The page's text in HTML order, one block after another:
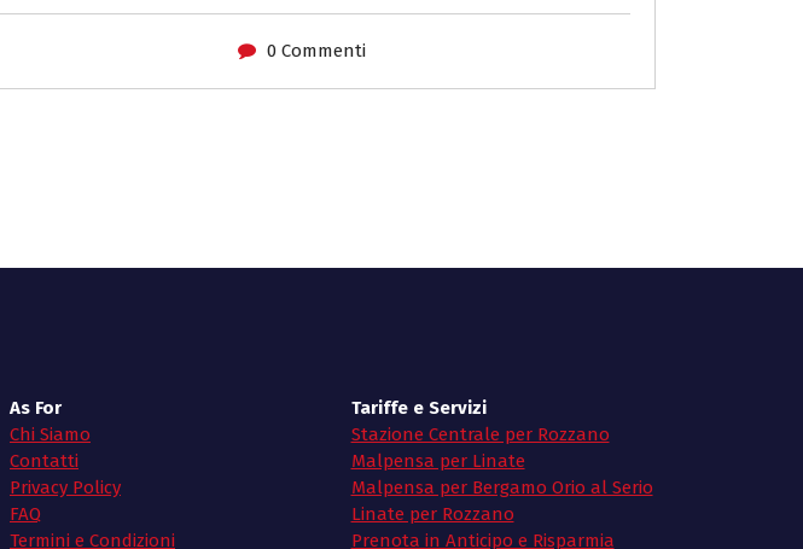
0 Commenti
As For
Chi Siamo
Contatti
Privacy Policy
FAQ
Termini e Condizioni
Tariffe e Servizi
Stazione Centrale per Rozzano
Malpensa per Linate
Malpensa per Bergamo Orio al Serio
Linate per Rozzano
Prenota in Anticipo e Risparmia